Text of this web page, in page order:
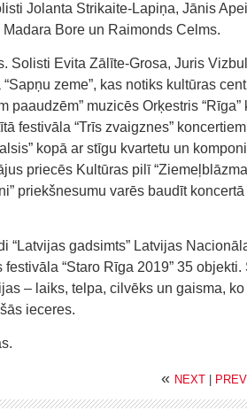
Jolanta Strikaite-Lapiņa, Jānis
Bore un Raimonds Celms.
Solisti Evita Zālīte-Grosa, Juris
zeme”, kas notiks kultūras
paaudzēm” muzicēs Orķestris “Rīga”
festivāla “Trīs zvaigznes”
kopā ar stīgu kvartetu un
priecēs Kultūras pilī
priekšnesumu varēs baudīt koncertā
“Latvijas gadsimts” Latvijas
“Staro Rīga 2019” 35 objekti.
– laiks, telpa, cilvēks un gaisma, ko
ieceres.
« NEXT